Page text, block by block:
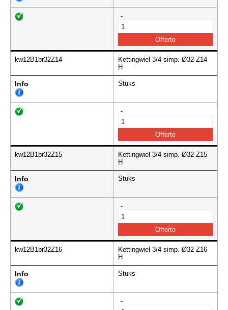
-
kw12B1br32Z14
Kettingwiel 3/4 simp. Ø32 Z14
H
Info Stuks
-
kw12B1br32Z15
Kettingwiel 3/4 simp. Ø32 Z15
H
Info Stuks
-
kw12B1br32Z16
Kettingwiel 3/4 simp. Ø32 Z16
H
Info Stuks
-